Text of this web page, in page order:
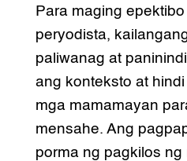
Para maging
peryodista,
paliwanag at
ang konteksto at
mga mamamayan
mensahe. Ang
porma ng pagkilos